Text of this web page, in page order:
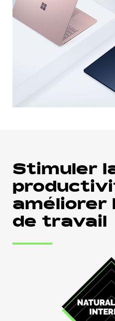
Stimuler
améliorer
de travail